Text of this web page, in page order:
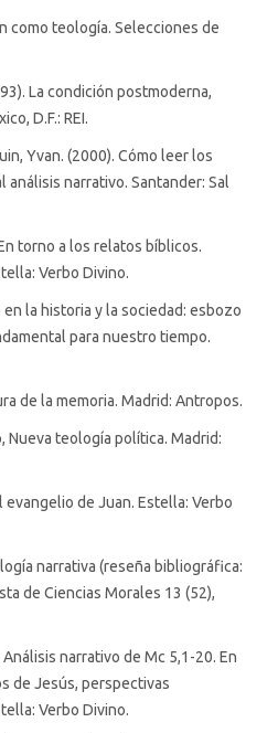
como teología. Selecciones de
La condición postmoderna,
D.F.: REI.
Yvan. (2000). Cómo leer los
narrativo. Santander: Sal
torno a los relatos bíblicos.
Verbo Divino.
la historia y la sociedad: esbozo
para nuestro tiempo.
de la memoria. Madrid: Antropos.
Nueva teología política. Madrid:
evangelio de Juan. Estella: Verbo
narrativa (reseña bibliográfica:
de Ciencias Morales 13 (52),
narrativo de Mc 5,1-20. En
de Jesús, perspectivas
Verbo Divino.